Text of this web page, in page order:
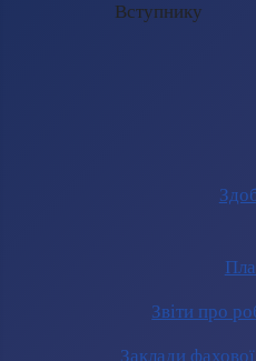
Вступнику
Звіти про
Заклади